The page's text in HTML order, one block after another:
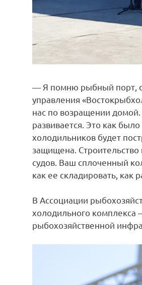
— Я помню рыбный порт, с
управления
нас по возращении
развивается. Это как
холодильников будет
защищена. Строительство
судов. Ваш сплоченный
как ее складировать, как
В Ассоциации
холодильного комплекса
рыбохозяйственной